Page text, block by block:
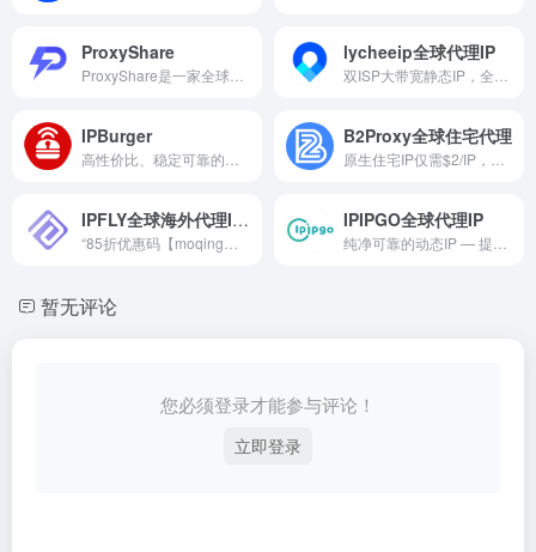
ProxyShare lycheeip全球代理IP
IPBurger B2Proxy全球住宅代理
IPFLY全球海外代理IP平台 IPIPGO全球代理IP
暂无评论
您必须登录才能参与评论！
立即登录